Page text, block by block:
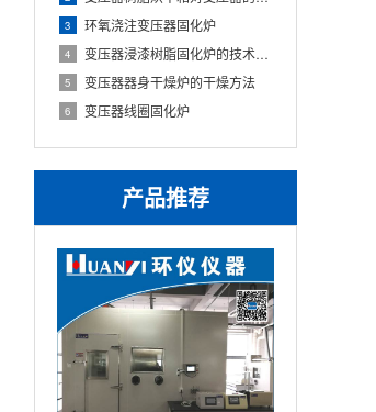
3 环氧浇注变压器固化炉
4 变压器浸漆树脂固化炉的技术方案
5 变压器器身干燥炉的干燥方法
6 变压器线圈固化炉
产品推荐